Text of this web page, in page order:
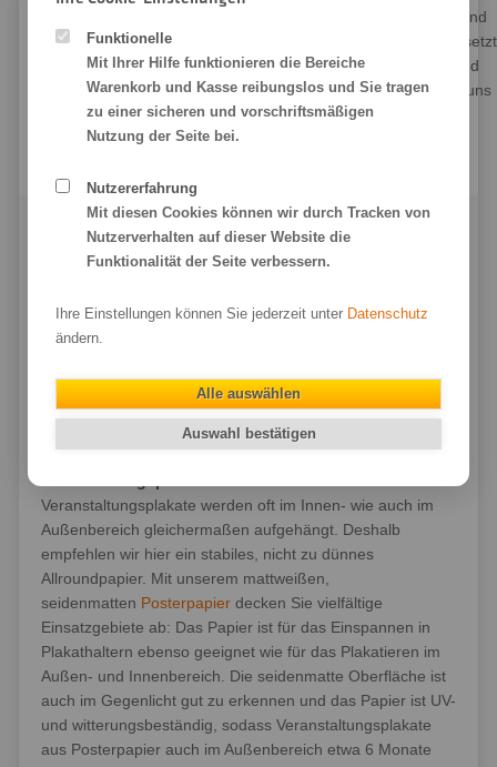
Kontrolle. Wir wissen zu jeder Zeit, welche Papiere, Farben und
Geräte bei der Produktion Ihrer Veranstaltungsplakate eingesetzt
werden. So können wir Ihnen garantieren: Unsere Plakate und
sonstigen Druckprodukte sind echte Handwerksqualität, von uns
höchstpersönlich Stück für Stück produziert. Qualität made in
Germany.
Sie haben die Fragen, wir die Antworten!
Veranstaltungsplakate werden oft im Innen- wie auch im
Außenbereich gleichermaßen aufgehängt. Deshalb
empfehlen wir hier ein stabiles, nicht zu dünnes
Allroundpapier. Mit unserem mattweißen,
seidenmatten Posterpapier decken Sie vielfältige
Einsatzgebiete ab: Das Papier ist für das Einspannen in
Plakathaltern ebenso geeignet wie für das Plakatieren im
Außen- und Innenbereich. Die seidenmatte Oberfläche ist
auch im Gegenlicht gut zu erkennen und das Papier ist UV-
und witterungsbeständig, sodass Veranstaltungsplakate
aus Posterpapier auch im Außenbereich etwa 6 Monate
Funktionelle
Mit Ihrer Hilfe funktionieren die Bereiche
Warenkorb und Kasse reibungslos und Sie tragen
zu einer sicheren und vorschriftsmäßigen
Nutzung der Seite bei.
Nutzererfahrung
Mit diesen Cookies können wir durch Tracken von
Nutzerverhalten auf dieser Website die
Funktionalität der Seite verbessern.
Ihre Einstellungen können Sie jederzeit unter Datenschutz
ändern.
Alle auswählen
Auswahl bestätigen